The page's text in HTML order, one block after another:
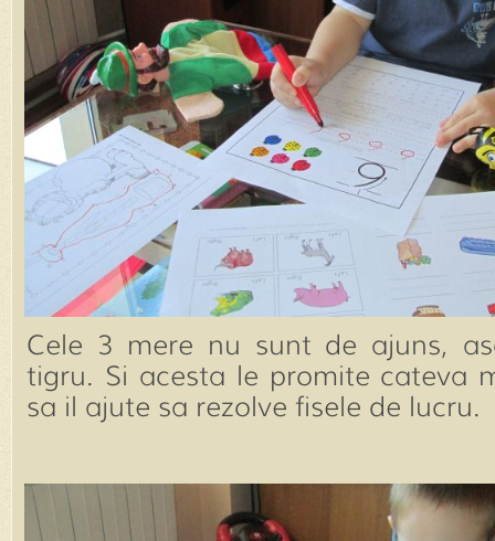
Cele 3 mere nu sunt de ajuns,
tigru. Si acesta le promite cateva
sa il ajute sa rezolve fisele de lucru.